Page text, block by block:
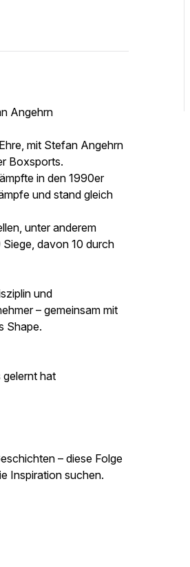
Angehrn
mit Stefan Angehrn
Boxsports.
in den 1990er
und stand gleich
unter anderem
davon 10 durch
und
– gemeinsam mit
Shape.
hat
– diese Folge
Inspiration suchen.